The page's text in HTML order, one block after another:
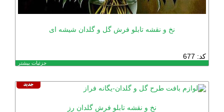
نخ و نقشه تابلو فرش گل و گلدان شیشه ای
کد: 677
جزئیات بیشتر
نخ و نقشه تابلو فرش گلدان رز